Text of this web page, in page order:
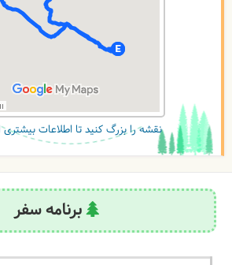
نقشه را بزرگ کنید تا اطلاعات بیشتری
برنامه سفر